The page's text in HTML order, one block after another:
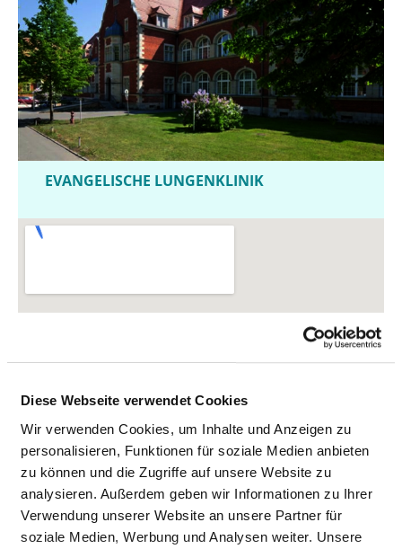
Diese Webseite verwendet Cookies
Wir verwenden Cookies, um Inhalte und Anzeigen zu
personalisieren, Funktionen für soziale Medien anbieten
zu können und die Zugriffe auf unsere Website zu
analysieren. Außerdem geben wir Informationen zu Ihrer
Verwendung unserer Website an unsere Partner für
soziale Medien, Werbung und Analysen weiter. Unsere
EVANGELISCHE LUNGENKLINIK